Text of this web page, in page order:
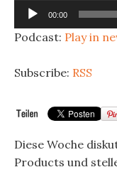
Audio
Player
00:00
Podcast: Play in
Subscribe: RSS
Diese Woche
Products und